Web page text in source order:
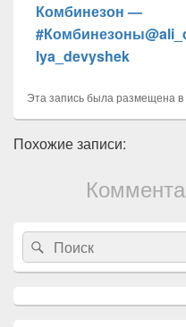
Комбинезон —
lya_devyshek
Эта запись была размещена в
Похожие записи:
Область
основной
боковой
панели
Search
for:
Search